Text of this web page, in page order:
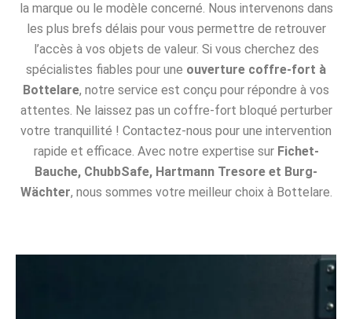
la marque ou le modèle concerné. Nous intervenons dans
les plus brefs délais pour vous permettre de retrouver
l’accès à vos objets de valeur. Si vous cherchez des
spécialistes fiables pour une ouverture coffre-fort à
Bottelare, notre service est conçu pour répondre à vos
attentes. Ne laissez pas un coffre-fort bloqué perturber
votre tranquillité ! Contactez-nous pour une intervention
rapide et efficace. Avec notre expertise sur Fichet-
Bauche, ChubbSafe, Hartmann Tresore et Burg-
Wächter, nous sommes votre meilleur choix à Bottelare.